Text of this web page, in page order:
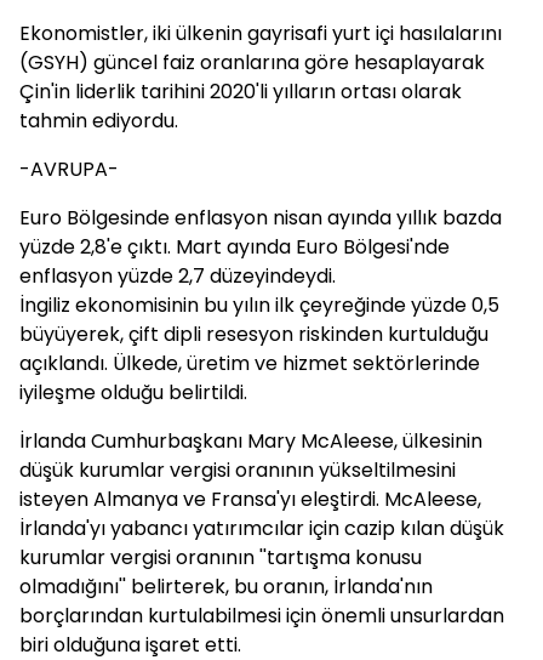
Ekonomistler, iki ülkenin gayrisafi yurt içi hasılalarını
(GSYH) güncel faiz oranlarına göre hesaplayarak
Çin'in liderlik tarihini 2020'li yılların ortası olarak
tahmin ediyordu.
-AVRUPA-
Euro Bölgesinde enflasyon nisan ayında yıllık bazda
yüzde 2,8'e çıktı. Mart ayında Euro Bölgesi'nde
enflasyon yüzde 2,7 düzeyindeydi.
İngiliz ekonomisinin bu yılın ilk çeyreğinde yüzde 0,5
büyüyerek, çift dipli resesyon riskinden kurtulduğu
açıklandı. Ülkede, üretim ve hizmet sektörlerinde
iyileşme olduğu belirtildi.
İrlanda Cumhurbaşkanı Mary McAleese, ülkesinin
düşük kurumlar vergisi oranının yükseltilmesini
isteyen Almanya ve Fransa'yı eleştirdi. McAleese,
İrlanda'yı yabancı yatırımcılar için cazip kılan düşük
kurumlar vergisi oranının ''tartışma konusu
olmadığını'' belirterek, bu oranın, İrlanda'nın
borçlarından kurtulabilmesi için önemli unsurlardan
biri olduğuna işaret etti.